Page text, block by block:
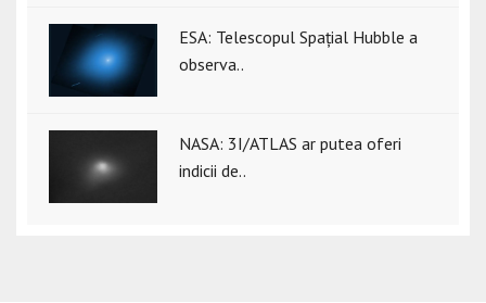
ESA: Telescopul Spațial Hubble a
observa..
NASA: 3I/ATLAS ar putea oferi
indicii de..